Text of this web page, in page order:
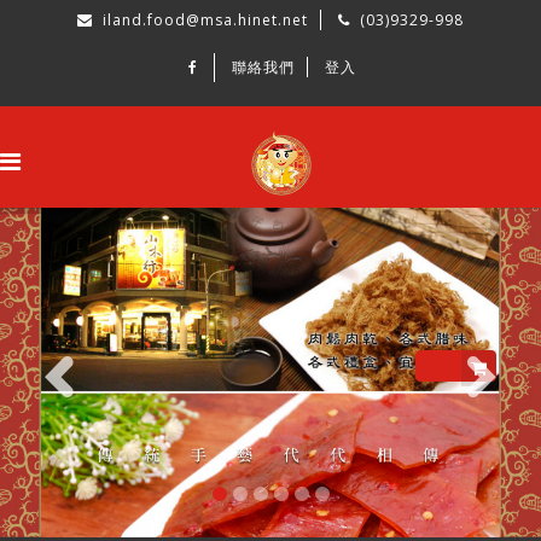
iland.food@msa.hinet.net (03)9329-998
聯絡我們 登入